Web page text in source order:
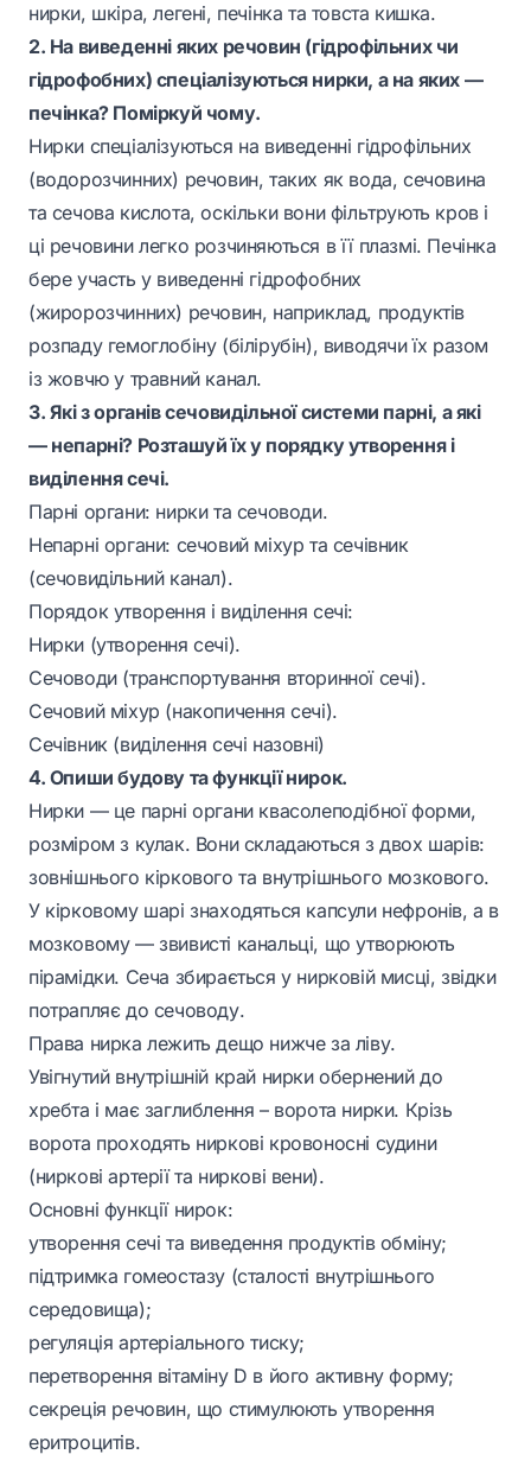
нирки, шкіра, легені, печінка та товста кишка.
2. На виведенні яких речовин (гідрофільних чи
гідрофобних) спеціалізуються нирки, а на яких —
печінка? Поміркуй чому.
Нирки спеціалізуються на виведенні гідрофільних
(водорозчинних) речовин, таких як вода, сечовина
та сечова кислота, оскільки вони фільтрують кров і
ці речовини легко розчиняються в її плазмі. Печінка
бере участь у виведенні гідрофобних
(жиророзчинних) речовин, наприклад, продуктів
розпаду гемоглобіну (білірубін), виводячи їх разом
із жовчю у травний канал.
3. Які з органів сечовидільної системи парні, а які
— непарні? Розташуй їх у порядку утворення і
виділення сечі.
Парні органи: нирки та сечоводи.
Непарні органи: сечовий міхур та сечівник
(сечовидільний канал).
Порядок утворення і виділення сечі:
Нирки (утворення сечі).
Сечоводи (транспортування вторинної сечі).
Сечовий міхур (накопичення сечі).
Сечівник (виділення сечі назовні)
4. Опиши будову та функції нирок.
Нирки — це парні органи квасолеподібної форми,
розміром з кулак. Вони складаються з двох шарів:
зовнішнього кіркового та внутрішнього мозкового.
У кірковому шарі знаходяться капсули нефронів, а в
мозковому — звивисті канальці, що утворюють
пірамідки. Сеча збирається у нирковій мисці, звідки
потрапляє до сечоводу.
Права нирка лежить дещо нижче за ліву.
Увігнутий внутрішній край нирки обернений до
хребта і має заглиблення – ворота нирки. Крізь
ворота проходять ниркові кровоносні судини
(ниркові артерії та ниркові вени).
Основні функції нирок:
утворення сечі та виведення продуктів обміну;
підтримка гомеостазу (сталості внутрішнього
середовища);
регуляція артеріального тиску;
перетворення вітаміну D в його активну форму;
секреція речовин, що стимулюють утворення
еритроцитів.